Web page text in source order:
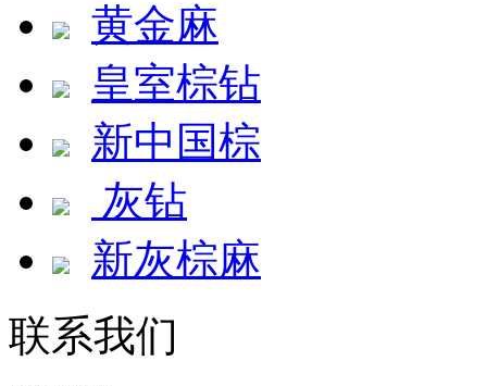
黄金麻
皇室棕钻
新中国棕
灰钻
新灰棕麻
联系我们